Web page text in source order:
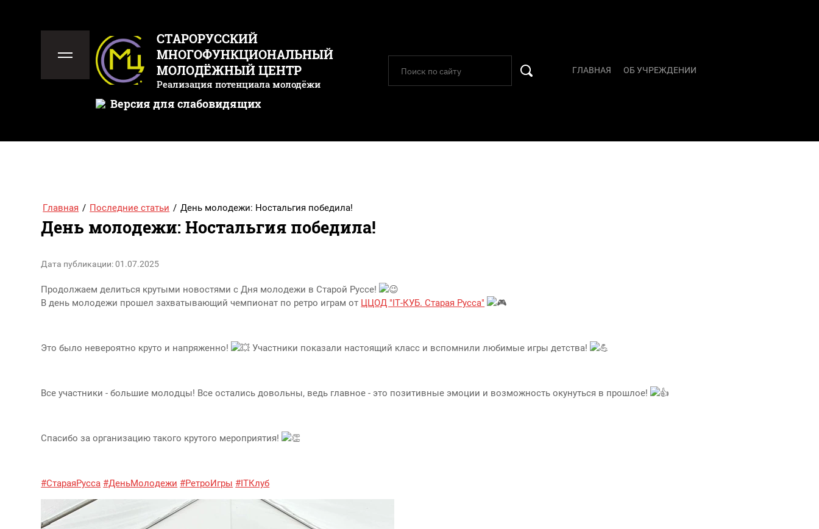
СТАРОРУССКИЙ
МНОГОФУНКЦИОНАЛЬНЫЙ
МОЛОДЁЖНЫЙ ЦЕНТР
Реализация потенциала молодёжи
Версия для слабовидящих
ГЛАВНАЯ ОБ УЧРЕЖДЕНИИ
Главная / Последние статьи / День молодежи: Ностальгия победила!
День молодежи: Ностальгия победила!
Дата публикации: 01.07.2025
Продолжаем делиться крутыми новостями с Дня молодежи в Старой Руссе!
В день молодежи прошел захватывающий чемпионат по ретро играм от ЦЦОД "IT-КУБ. Старая Русса"
Это было невероятно круто и напряженно! Участники показали настоящий класс и вспомнили любимые игры детства!
Все участники - большие молодцы! Все остались довольны, ведь главное - это позитивные эмоции и возможность окунуться в прошлое!
Спасибо за организацию такого крутого мероприятия!
#СтараяРусса #ДеньМолодежи #РетроИгры #ITКлуб